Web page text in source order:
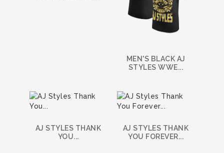
MEN'S BLACK AJ
STYLES WWE...
AJ STYLES THANK
YOU...
AJ STYLES THANK
YOU FOREVER...